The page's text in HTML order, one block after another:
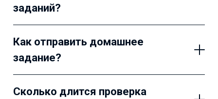
заданий?
Как отправить домашнее
задание?
Сколько длится проверка